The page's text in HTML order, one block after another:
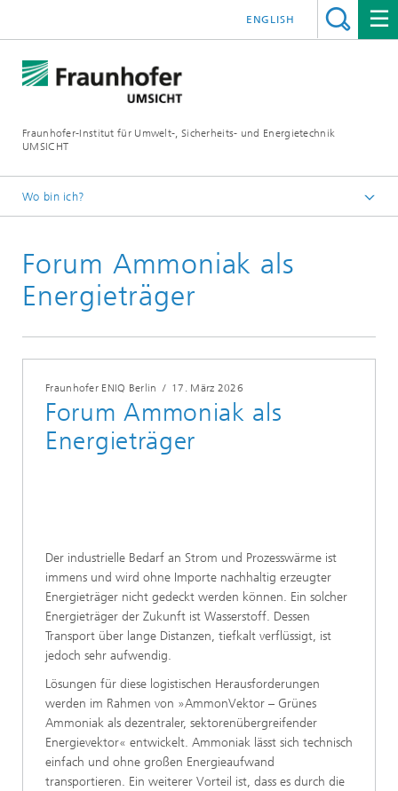
Fraunhofer-Institut für Umwelt-, Sicherheits- und Energietechnik
UMSICHT
ENGLISH
Wo bin ich?
Veranstaltungen
2026
Forum Ammoniak als
Energieträger
Fraunhofer ENIQ Berlin / 17. März 2026
Forum Ammoniak als
Energieträger
Der industrielle Bedarf an Strom und Prozesswärme ist
immens und wird ohne Importe nachhaltig erzeugter
Energieträger nicht gedeckt werden können. Ein solcher
Energieträger der Zukunft ist Wasserstoff. Dessen
Transport über lange Distanzen, tiefkalt verflüssigt, ist
jedoch sehr aufwendig.
Lösungen für diese logistischen Herausforderungen
werden im Rahmen von »AmmonVektor – Grünes
Ammoniak als dezentraler, sektorenübergreifender
Energievektor« entwickelt. Ammoniak lässt sich technisch
einfach und ohne großen Energieaufwand
transportieren. Ein weiterer Vorteil ist, dass es durch die